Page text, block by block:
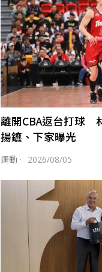
離開CBA返台打球
揚鑣、下家曝光
運動 · 2026/08/05